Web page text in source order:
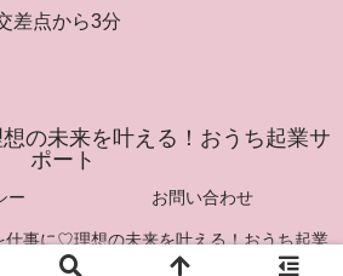
差点から3分
の未来を叶える！おうち起業サ
ポート
ー お問い合わせ
事に♡理想の未来を叶える！おうち起業
ト All Rights Reserved.